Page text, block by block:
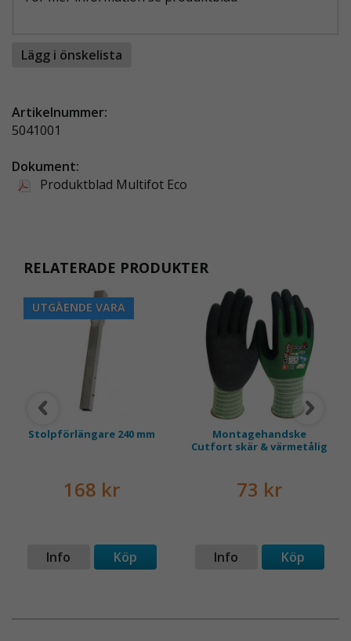
Lägg i önskelista
Artikelnummer:
5041001
Dokument:
Produktblad Multifot Eco
RELATERADE PRODUKTER
UTGÅENDE VARA
Stolpförlängare 240 mm
168 kr
Info Köp
Montagehandske
Cutfort skär & värmetålig
73 kr
Info Köp